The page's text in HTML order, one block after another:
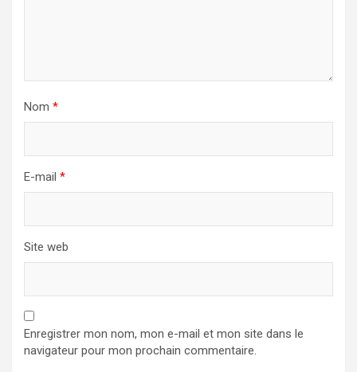
Nom *
E-mail *
Site web
Enregistrer mon nom, mon e-mail et mon site dans le
navigateur pour mon prochain commentaire.